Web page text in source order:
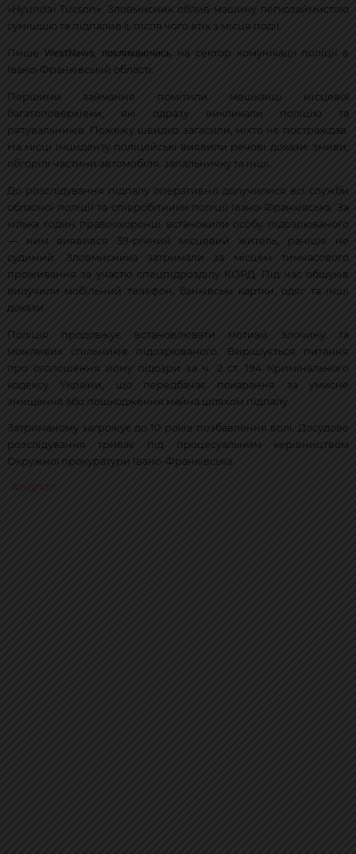
«Hyundai Tucson». Зловмисник облив машину легкозаймистою
сумішшю та підпалив її, після чого втік з місця події.
Пише WestNews, покликаючись
на сектор комунікації поліції в
Івано-Франківській області.
Першими займання помітили мешканці місцевої
багатоповерхівки, які одразу викликали поліцію та
рятувальників. Пожежу швидко загасили, ніхто не постраждав.
На місці інциденту поліцейські виявили речові докази: змиви,
обгорілі частини автомобіля, запальничку та інші.
До розслідування підпалу оперативно долучилися всі служби
обласної поліції та співробітники поліції Івано-Франківська. За
кілька годин правоохоронці встановили особу підозрюваного
— ним виявився 39-річний місцевий житель, раніше не
судимий. Зловмисника затримали за місцем тимчасового
проживання за участю спецпідрозділу КОРД. Під час обшуків
вилучили мобільний телефон, банківські картки, одяг та інші
докази.
Поліція продовжує встановлювати мотиви злочину та
можливих спільників підозрюваного. Вирішується питання
про оголошення йому підозри за ч. 2 ст. 194 Кримінального
кодексу України, що передбачає покарання за умисне
знищення або пошкодження майна шляхом підпалу.
Затриманому загрожує до 10 років позбавлення волі. Досудове
розслідування триває під процесуальним керівництвом
Окружної прокуратури Івано-Франківська.
підпал